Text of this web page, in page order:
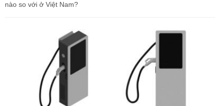
nào so với ở Việt Nam?